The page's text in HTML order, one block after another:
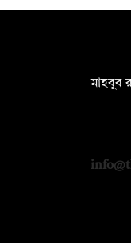
মাহবুব